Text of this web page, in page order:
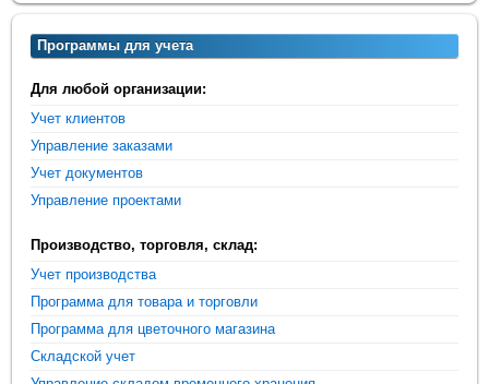
Программы для учета
Для любой организации:
Учет клиентов
Управление заказами
Учет документов
Управление проектами
Производство, торговля, склад:
Учет производства
Программа для товара и торговли
Программа для цветочного магазина
Складской учет